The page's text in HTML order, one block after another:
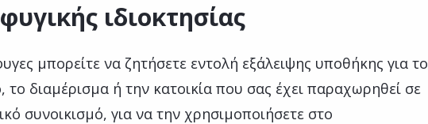
ιδιοκτησίας
μπορείτε να ζητήσετε εντολή εξάλειψης υποθήκης για το
το διαμέρισμα ή την κατοικία που σας έχει παραχωρηθεί σε
συνοικισμό, για να την χρησιμοποιήσετε στο